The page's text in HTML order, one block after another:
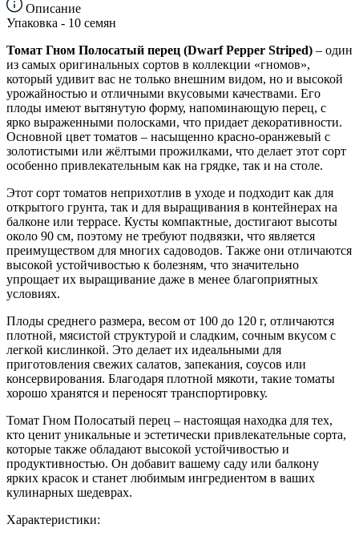
Описание
Упаковка - 10 семян
Томат Гном Полосатый перец (Dwarf Pepper Striped) – один
из самых оригинальных сортов в коллекции «гномов»,
который удивит вас не только внешним видом, но и высокой
урожайностью и отличными вкусовыми качествами. Его
плоды имеют вытянутую форму, напоминающую перец, с
ярко выраженными полосками, что придает декоративности.
Основной цвет томатов – насыщенно красно-оранжевый с
золотистыми или жёлтыми прожилками, что делает этот сорт
особенно привлекательным как на грядке, так и на столе.
Этот сорт томатов неприхотлив в уходе и подходит как для
открытого грунта, так и для выращивания в контейнерах на
балконе или террасе. Кусты компактные, достигают высоты
около 90 см, поэтому не требуют подвязки, что является
преимуществом для многих садоводов. Также они отличаются
высокой устойчивостью к болезням, что значительно
упрощает их выращивание даже в менее благоприятных
условиях.
Плоды среднего размера, весом от 100 до 120 г, отличаются
плотной, мясистой структурой и сладким, сочным вкусом с
легкой кислинкой. Это делает их идеальными для
приготовления свежих салатов, запекания, соусов или
консервирования. Благодаря плотной мякоти, такие томаты
хорошо хранятся и переносят транспортировку.
Томат Гном Полосатый перец – настоящая находка для тех,
кто ценит уникальные и эстетически привлекательные сорта,
которые также обладают высокой устойчивостью и
продуктивностью. Он добавит вашему саду или балкону
ярких красок и станет любимым ингредиентом в ваших
кулинарных шедеврах.
Характеристики: